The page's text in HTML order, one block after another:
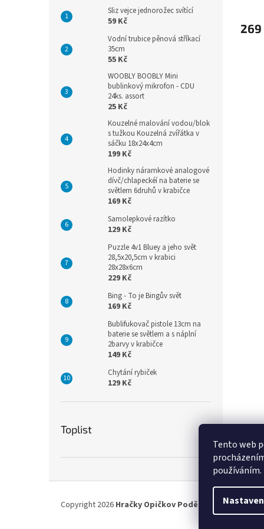
Tento web
používáním.
Sliz vejce jednorožec svítící
59 Kč
Vodní trubice pěnová stříkací
35cm
55 Kč
WOOBLY BOOBLY Mini
bublinkový mikrofon - CDU
24ks. assort
25 Kč
Kouzelné malování vodou/blok
s tužkou Kouzelná zvířátka v
sáčku 18x24x4cm
199 Kč
Hodinky náramkové analogové
dívč/chlapeckéí na baterie se
světlem 6druhů v krabičce
169 Kč
Samolepkové razítko
129 Kč
Puzzle 4v1 Bluey a jeho svět
28,5x20,5cm v krabici
28x28x6cm
229 Kč
Bing - To je Bingův svět
169 Kč
Bublifukovač pistole 13cm na
baterie se světlem a s náplní
2barvy v krabičce
149 Kč
Chytání rybiček
129 Kč
Toplist
269
Copyright 2026 Hračky Opičkov Poděbrady . Všechna